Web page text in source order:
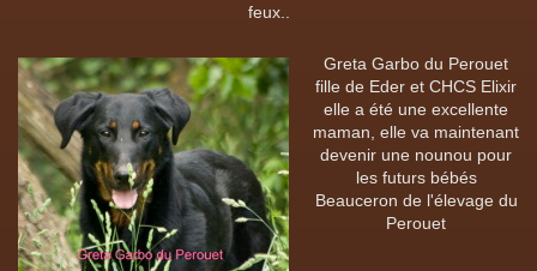
feux..
Greta Garbo du Perouet
fille de Eder et CHCS Elixir
elle a été une excellente
maman, elle va maintenant
devenir une nounou pour
les futurs bébés
Beauceron de l'élevage du
Perouet